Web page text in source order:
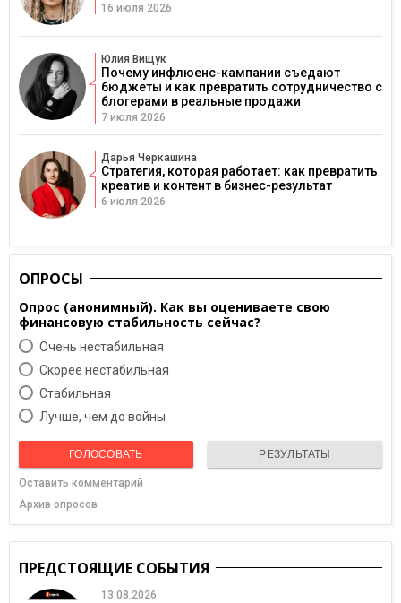
16 июля 2026
Юлия Вищук
Почему инфлюенс-кампании съедают
бюджеты и как превратить сотрудничество с
блогерами в реальные продажи
7 июля 2026
Дарья Черкашина
Стратегия, которая работает: как превратить
креатив и контент в бизнес-результат
6 июля 2026
ОПРОСЫ
Опрос (анонимный). Как вы оцениваете свою
финансовую стабильность сейчас?
Очень нестабильная
Скорее нестабильная
Cтабильная
Лучше, чем до войны
ГОЛОСОВАТЬ РЕЗУЛЬТАТЫ
Оставить комментарий
Архив опросов
ПРЕДСТОЯЩИЕ СОБЫТИЯ
13.08.2026